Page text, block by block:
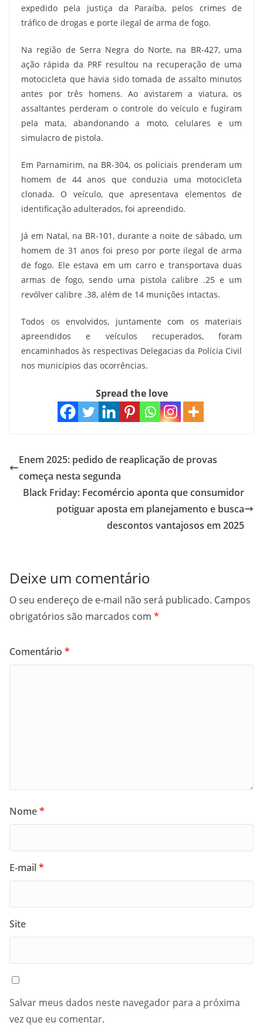
expedido pela justiça da Paraíba, pelos crimes de
tráfico de drogas e porte ilegal de arma de fogo.
Na região de Serra Negra do Norte, na BR-427, uma
ação rápida da PRF resultou na recuperação de uma
motocicleta que havia sido tomada de assalto minutos
antes por três homens. Ao avistarem a viatura, os
assaltantes perderam o controle do veículo e fugiram
pela mata, abandonando a moto, celulares e um
simulacro de pistola.
Em Parnamirim, na BR-304, os policiais prenderam um
homem de 44 anos que conduzia uma motocicleta
clonada. O veículo, que apresentava elementos de
identificação adulterados, foi apreendido.
Já em Natal, na BR-101, durante a noite de sábado, um
homem de 31 anos foi preso por porte ilegal de arma
de fogo. Ele estava em um carro e transportava duas
armas de fogo, sendo uma pistola calibre .25 e um
revólver calibre .38, além de 14 munições intactas.
Todos os envolvidos, juntamente com os materiais
apreendidos e veículos recuperados, foram
encaminhados às respectivas Delegacias da Polícia Civil
nos municípios das ocorrências.
Spread the love
Enem 2025: pedido de reaplicação de provas
começa nesta segunda
Black Friday: Fecomércio aponta que consumidor
potiguar aposta em planejamento e busca
descontos vantajosos em 2025
Deixe um comentário
O seu endereço de e-mail não será publicado. Campos
obrigatórios são marcados com *
Comentário *
Nome*
E-mail*
Site
Salvar meus dados neste navegador para a próxima
vez que eu comentar.